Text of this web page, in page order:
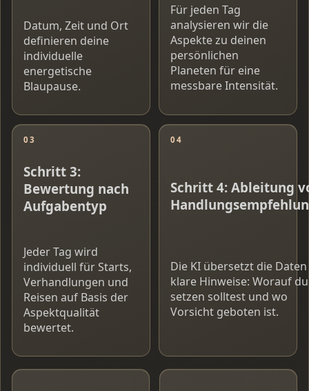
Datum, Zeit und Ort
definieren deine
individuelle
energetische
Blaupause.
Für jeden Tag
analysieren wir die
Aspekte zu deinen
persönlichen
Planeten für eine
messbare Intensität.
03
Schritt 3:
Bewertung nach
Aufgabentyp
Jeder Tag wird
individuell für Starts,
Verhandlungen und
Reisen auf Basis der
Aspektqualität
bewertet.
04
Schritt 4: Ableitung
Die KI übersetzt die
klare Hinweise: Worauf du
setzen solltest und wo
Vorsicht geboten ist.